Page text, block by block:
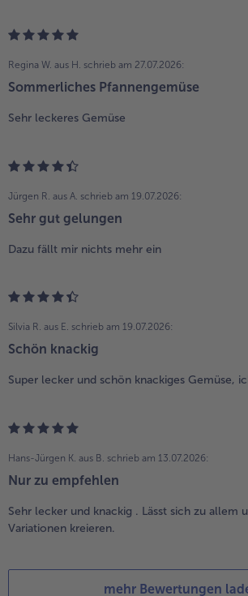
Regina W. aus H. schrieb am 27.07.2026:
Sommerliches Pfannengemüse
Sehr leckeres Gemüse
Jürgen R. aus A. schrieb am 19.07.2026:
Sehr gut gelungen
Dazu fällt mir nichts mehr ein
Silvia R. aus E. schrieb am 19.07.2026:
Schön knackig
Super lecker und schön knackiges Gemüse,
Hans-Jürgen K. aus B. schrieb am 13.07.2026:
Nur zu empfehlen
Sehr lecker und knackig . Lässt sich zu allem
Variationen kreieren.
mehr Bewertungen